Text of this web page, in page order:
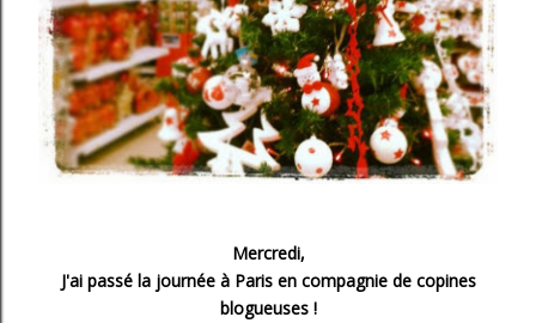
Mercredi,
J'ai passé la journée à Paris en compagnie de copines
blogueuses !